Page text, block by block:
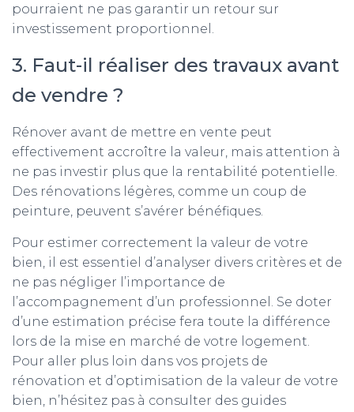
pourraient ne pas garantir un retour sur
investissement proportionnel.
3. Faut-il réaliser des travaux avant
de vendre ?
Rénover avant de mettre en vente peut
effectivement accroître la valeur, mais attention à
ne pas investir plus que la rentabilité potentielle.
Des rénovations légères, comme un coup de
peinture, peuvent s’avérer bénéfiques.
Pour estimer correctement la valeur de votre
bien, il est essentiel d’analyser divers critères et de
ne pas négliger l’importance de
l’accompagnement d’un professionnel. Se doter
d’une estimation précise fera toute la différence
lors de la mise en marché de votre logement.
Pour aller plus loin dans vos projets de
rénovation et d’optimisation de la valeur de votre
bien, n’hésitez pas à consulter des guides